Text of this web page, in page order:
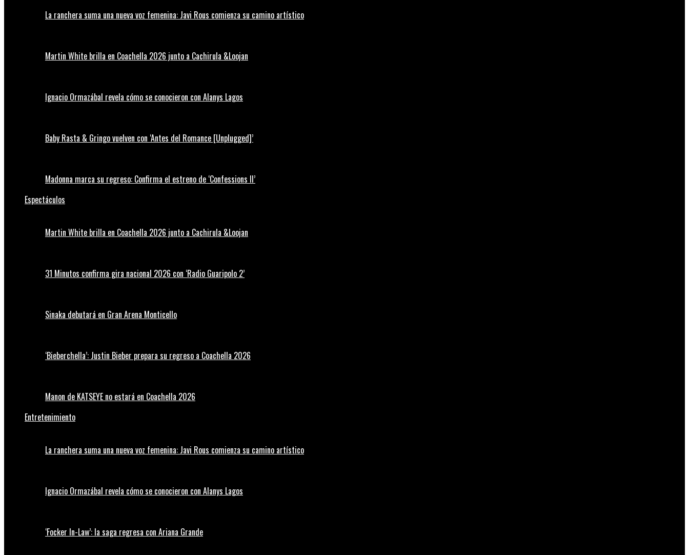
La ranchera suma una nueva voz femenina: Javi Rous comienza su camino artístico
Martin White brilla en Coachella 2026 junto a Cachirula &Loojan
Ignacio Ormazábal revela cómo se conocieron con Alanys Lagos
Baby Rasta & Gringo vuelven con ‘Antes del Romance [Unplugged]’
Madonna marca su regreso: Confirma el estreno de ‘Confessions II’
Espectáculos
Martin White brilla en Coachella 2026 junto a Cachirula &Loojan
31 Minutos confirma gira nacional 2026 con ‘Radio Guaripolo 2’
Sinaka debutará en Gran Arena Monticello
‘Bieberchella’: Justin Bieber prepara su regreso a Coachella 2026
Manon de KATSEYE no estará en Coachella 2026
Entretenimiento
La ranchera suma una nueva voz femenina: Javi Rous comienza su camino artístico
Ignacio Ormazábal revela cómo se conocieron con Alanys Lagos
‘Focker In-Law’: la saga regresa con Ariana Grande